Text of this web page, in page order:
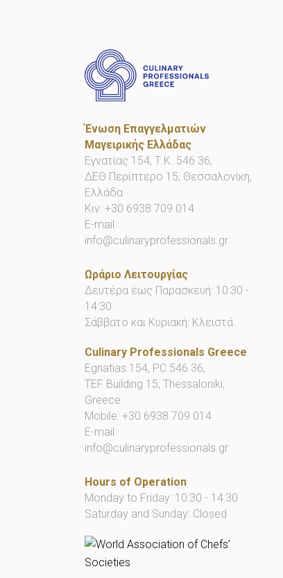
Ένωση Επαγγελματιών
Μαγειρικής Ελλάδας
Εγνατίας 154, Τ.Κ. 546 36,
ΔΕΘ Περίπτερο 15, Θεσσαλονίκη,
Ελλάδα
Κιν: +30 6938 709 014
E-mail:
info@culinaryprofessionals.gr
Ωράριο Λειτουργίας
Δευτέρα έως Παρασκευή: 10:30 -
14:30
Σάββατο και Κυριακή: Κλειστά
Culinary Professionals Greece
Egnatias 154, PC 546 36,
TEF Building 15, Thessaloniki,
Greece
Mobile: +30 6938 709 014
E-mail:
info@culinaryprofessionals.gr
Hours of Operation
Monday to Friday: 10:30 - 14:30
Saturday and Sunday: Closed